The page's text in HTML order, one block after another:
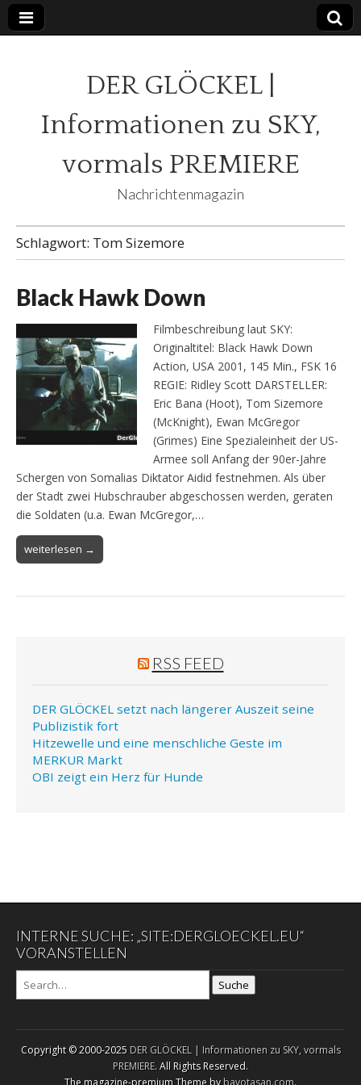
DER GLÖCKEL |
Informationen zu SKY,
vormals PREMIERE
Nachrichtenmagazin
Schlagwort: Tom Sizemore
Black Hawk Down
Filmbeschreibung laut SKY:
Originaltitel: Black Hawk Down
Action, USA 2001, 145 Min., FSK 16
REGIE: Ridley Scott DARSTELLER:
Eric Bana (Hoot), Tom Sizemore
(McKnight), Ewan McGregor
(Grimes) Eine Spezialeinheit der US-
Armee soll Anfang der 90er-Jahre
Schergen von Somalias Diktator Aidid festnehmen. Als über
der Stadt zwei Hubschrauber abgeschossen werden, geraten
die Soldaten (u.a. Ewan McGregor,…
weiterlesen →
RSS FEED
DER GLÖCKEL setzt nach längerer Auszeit seine
Publizistik fort
Hitzewelle und eine menschliche Geste im
MERKUR Markt
OBI zeigt ein Herz für Hunde
INTERNE SUCHE: „SITE:DERGLOECKEL.EU“
VORANSTELLEN
Suche
Copyright © 2000-2025 DER GLÖCKEL | Informationen zu SKY, vormals
PREMIERE. All Rights Reserved.
The magazine-premium Theme bybavotasan.com.